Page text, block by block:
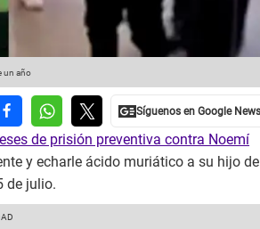
un año
de prisión preventiva contra Noemí
y echarle ácido muriático a su hijo de
de julio.